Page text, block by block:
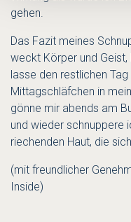
gehen.
Das Fazit meines
weckt Körper und
lasse den restlichen
Mittagschläfchen in
gönne mir abends am
und wieder schnuppere
riechenden Haut, die
(mit freundlicher
Inside)